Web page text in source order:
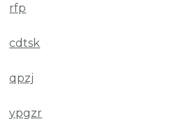
rfp
cdtsk
qpzj
ypgzr